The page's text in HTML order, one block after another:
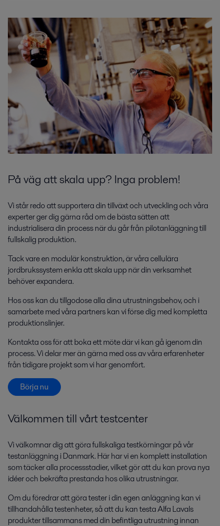
På väg att skala upp? Inga problem!
Vi står redo att supportera din tillväxt och utveckling och våra
experter ger dig gärna råd om de bästa sätten att
industrialisera din process när du går från pilotanläggning till
fullskalig produktion.
Tack vare en modulär konstruktion,ärvåra cellulära
jordbrukssystemenkla att skala upp när din verksamhet
behöver expandera.
Hos oss kan du tillgodose alla dina utrustningsbehov, och i
samarbete med våra partners kan vi förse dig med kompletta
produktionslinjer.
Kontakta oss för att boka ett möte där vi kan gå igenom din
process. Vi delar mer än gärna med oss av våra erfarenheter
från tidigare projekt som vi har genomfört.
Börja nu
Välkommen till vårt testcenter
Vi välkomnar dig att göra fullskaliga testkörningar på vår
testanläggning i Danmark. Här har vi en komplett installation
som täcker alla processstadier, vilket gör att du kan prova nya
idéer och bekräfta prestanda hos olika utrustningar.
Om du föredrar att göra tester i din egen anläggning kan vi
tillhandahålla testenheter, så att du kan testa Alfa Lavals
produkter tillsammans med din befintliga utrustning innan